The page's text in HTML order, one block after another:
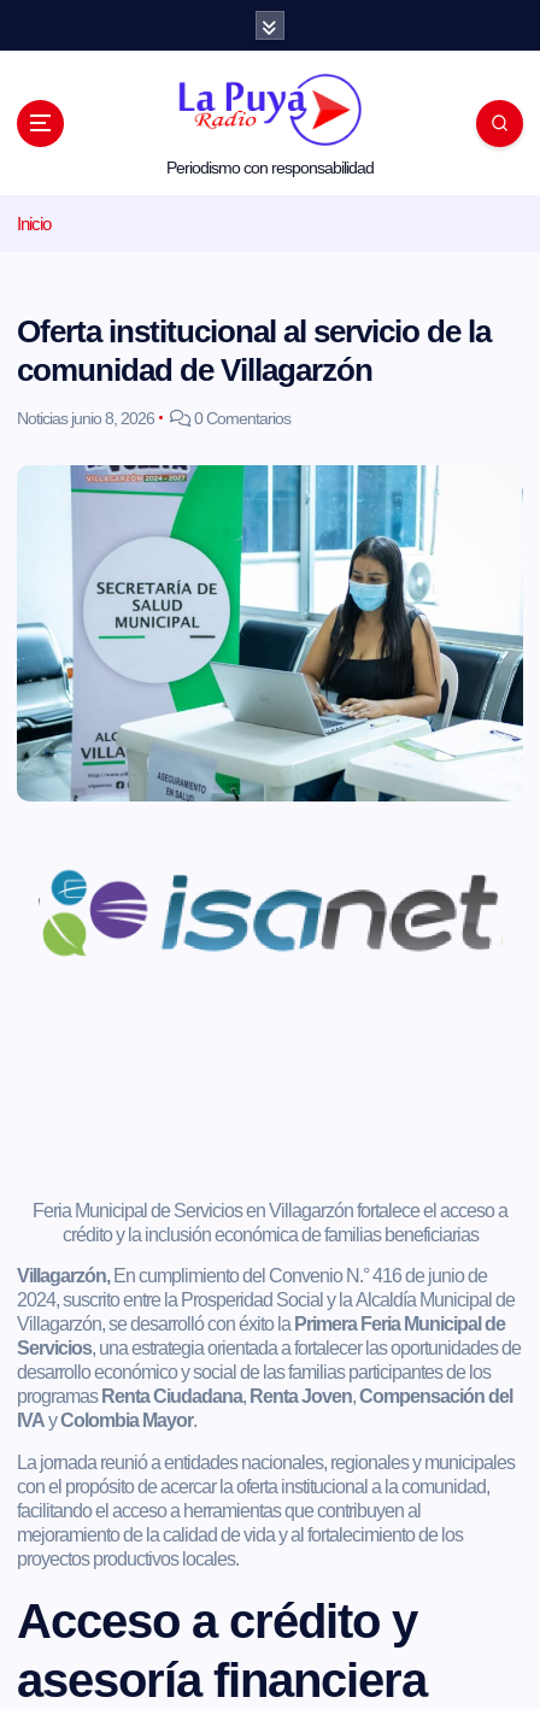
l
Periodismo con responsabilidad
Inicio
Oferta institucional al servicio de la
comunidad de Villagarzón
Noticias junio 8, 2026 0 Comentarios
Feria Municipal de Servicios en Villagarzón fortalece el acceso a
crédito y la inclusión económica de familias beneficiarias
Villagarzón, En cumplimiento del Convenio N.° 416 de junio de
2024, suscrito entre la Prosperidad Social y laAlcaldía Municipal de
Villagarzón, se desarrolló con éxito la Primera Feria Municipal de
Servicios, una estrategia orientada a fortalecer las oportunidades de
desarrollo económico y social de las familias participantes de los
programas Renta Ciudadana, Renta Joven,Compensación del
IVAyColombia Mayor.
La jornada reunió a entidades nacionales, regionales y municipales
con el propósito de acercar la oferta institucional a la comunidad,
facilitando el acceso a herramientas que contribuyen al
mejoramiento de la calidad de vida y al fortalecimiento de los
proyectos productivos locales.
Acceso a crédito y
asesoría financiera